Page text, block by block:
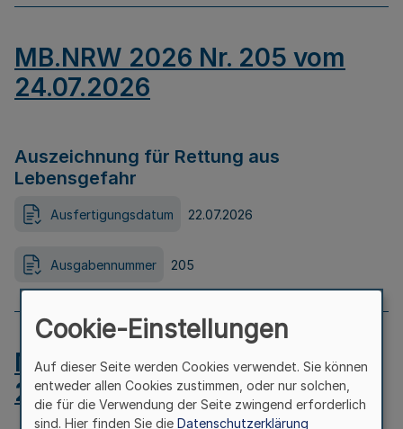
MB.NRW 2026 Nr. 205 vom
24.07.2026
Auszeichnung für Rettung aus
Lebensgefahr
Ausfertigungsdatum 22.07.2026
Ausgabennummer 205
MB.NRW 2026 Nr. 204 vom
24.07.2026
Cookie-Einstellungen
Auf dieser Seite werden Cookies verwendet. Sie können
entweder allen Cookies zustimmen, oder nur solchen,
die für die Verwendung der Seite zwingend erforderlich
sind. Hier finden Sie die Datenschutzerklärung